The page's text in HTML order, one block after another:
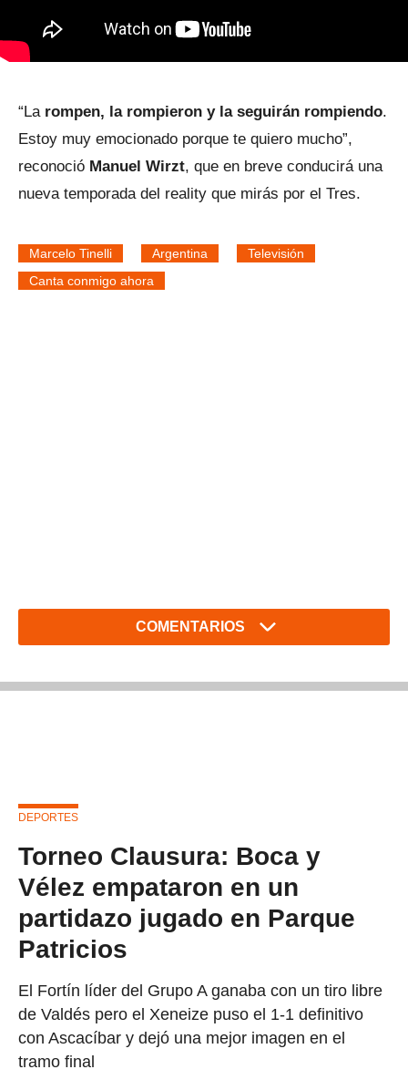
“La rompen, la rompieron y la seguirán rompiendo.
Estoy muy emocionado porque te quiero mucho”,
reconoció Manuel Wirzt, que en breve conducirá una
nueva temporada del reality que mirás por el Tres.
Marcelo Tinelli Argentina
Televisión
Canta conmigo ahora
COMENTARIOS